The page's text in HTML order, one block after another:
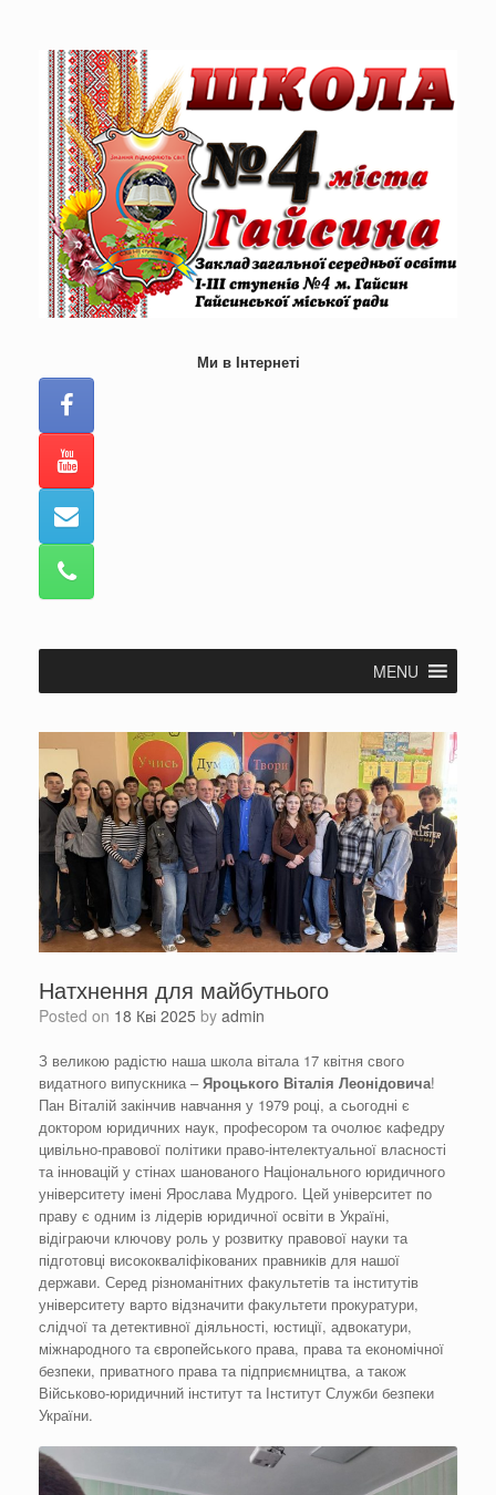
Ми в Інтернеті
MENU
Натхнення для майбутнього
Posted on 18 Кві 2025 by admin
З великою радістю наша школа вітала 17 квітня свого
видатного випускника –Яроцького Віталія Леонідовича!
Пан Віталій закінчив навчання у 1979 році, а сьогодні є
доктором юридичних наук, професором та очолює кафедру
цивільно-правової політики право-інтелектуальної власності
та інновацій у стінах шанованого Національного юридичного
університету імені Ярослава Мудрого. Цей університет по
праву є одним із лідерів юридичної освіти в Україні,
відіграючи ключову роль у розвитку правової науки та
підготовці висококваліфікованих правників для нашої
держави. Серед різноманітних факультетів та інститутів
університету варто відзначити факультети прокуратури,
слідчої та детективної діяльності, юстиції, адвокатури,
міжнародного та європейського права, права та економічної
безпеки, приватного права та підприємництва, а також
Військово-юридичний інститут та Інститут Служби безпеки
України.